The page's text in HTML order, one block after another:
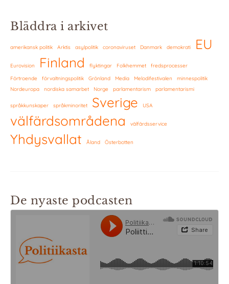
Bläddra i arkivet
amerikansk politik Arktis asylpolitik coronaviruset Danmark demokrati EU
Eurovision Finland flyktingar Folkhemmet
fredsprocesser
Förtroende
förvaltningspolitik Grönland Media Melodifestivalen
minnespolitik
Nordeuropa
nordiska samarbet Norge parlamentarism parlamentarismi
språkkunskaper språkminoritet Sverige USA
välfärdsområdena välfärdsservice
Yhdysvallat Åland Österbotten
De nyaste podcasten